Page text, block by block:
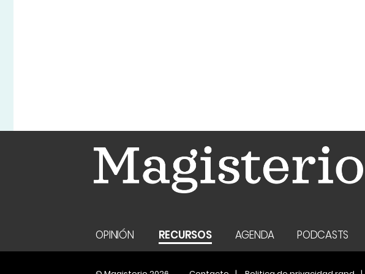
OPINIÓN RECURSOS AGENDA PODCASTS